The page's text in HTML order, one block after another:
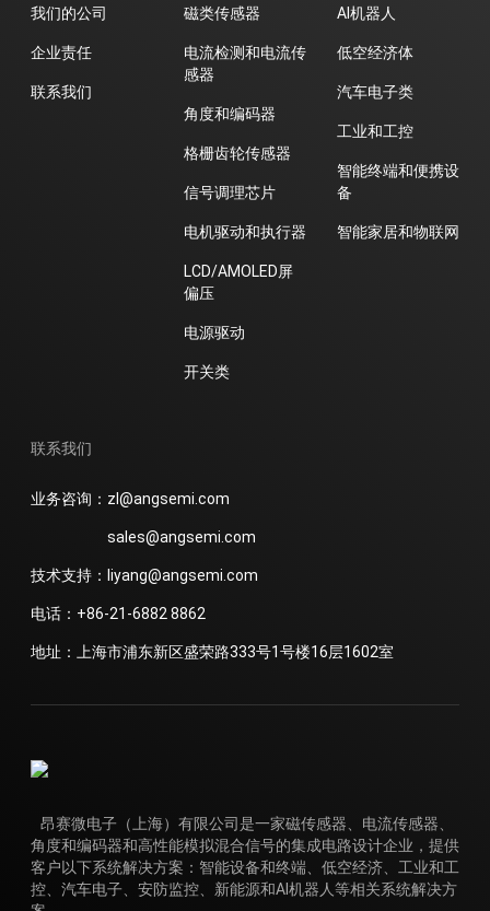
我们的公司
企业责任
联系我们
磁类传感器
电流检测和电流传
感器
角度和编码器
格栅齿轮传感器
信号调理芯片
电机驱动和执行器
LCD/AMOLED屏
偏压
电源驱动
开关类
AI机器人
低空经济体
汽车电子类
工业和工控
智能终端和便携设
备
智能家居和物联网
联系我们
业务咨询：zl@angsemi.com
sales@angsemi.com
技术支持：liyang@angsemi.com
电话：+86-21-6882 8862
地址：上海市浦东新区盛荣路333号1号楼16层1602室
昂赛微电子（上海）有限公司是一家磁传感器、电流传感器、
角度和编码器和高性能模拟混合信号的集成电路设计企业，提供
客户以下系统解决方案：智能设备和终端、低空经济、工业和工
控、汽车电子、安防监控、新能源和AI机器人等相关系统解决方